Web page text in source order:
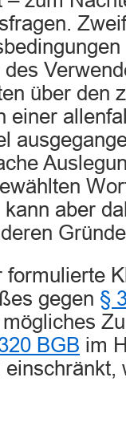
über den
einer
aber
formulierte
gegen §
BGB im